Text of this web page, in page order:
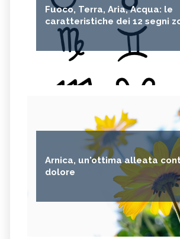
Fuoco, Terra, Aria, Acqua: le
caratteristiche dei 12 segni
Arnica, un'ottima alleata
dolore